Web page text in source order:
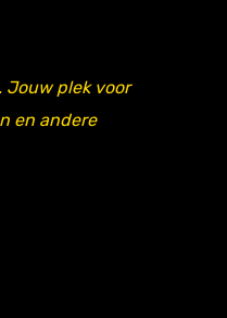
Jouw plek voor
en andere